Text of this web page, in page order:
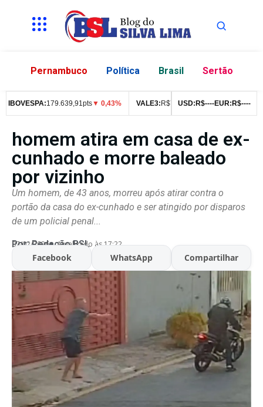
Pernambuco Política Brasil Sertão
179.639,91pts▼ 0,43% VALE3:R$76,99 ▼ 2,49% ITUB4:R$
USD: R$----EUR: R$----
homem atira em casa de ex-
cunhado e morre baleado
por vizinho
Um homem, de 43 anos, morreu após atirar contra o
portão da casa do ex-cunhado e ser atingido por disparos
de um policial penal...
Por:Redação BSL
07/02/2026 Atualizado às 17:22
Facebook WhatsApp Compartilhar